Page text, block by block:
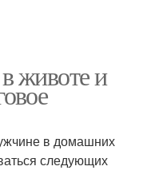
животе и
в домашних
следующих